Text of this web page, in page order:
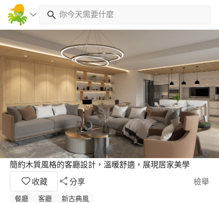
簡約木質風格的客廳設計，溫暖舒適，展現居家美學
收藏
分享 檢舉
餐廳 客廳
新古典風